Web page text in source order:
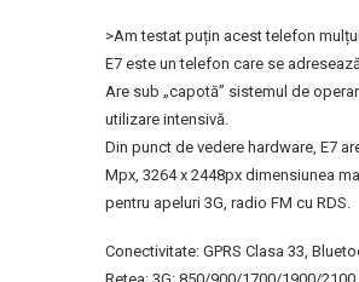
>Am testat puțin acest telefon
E7 este un telefon care se
Are sub „capotă” sistemul de
utilizare intensivă.
Din punct de vedere hardware, E7
Mpx, 3264 x 2448px dimensiunea
pentru apeluri 3G, radio FM cu RDS.
Conectivitate: GPRS Clasa 33,